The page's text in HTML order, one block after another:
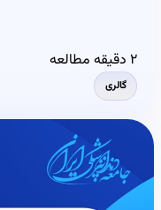
۲ دقیقه مطالعه
گالری